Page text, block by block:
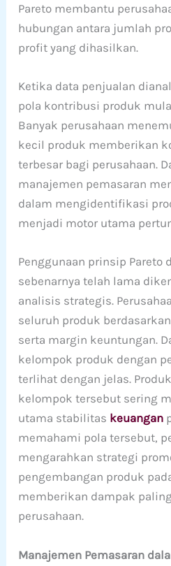
Pareto membantu
hubungan antara jumlah
profit yang dihasilkan.
Ketika data penjualan
pola kontribusi produk
Banyak perusahaan
kecil produk memberikan
terbesar bagi perusahaan.
manajemen pemasaran
dalam mengidentifikasi
menjadi motor utama
Penggunaan prinsip Pareto
sebenarnya telah lama
analisis strategis.
seluruh produk
serta margin keuntungan.
kelompok produk dengan
terlihat dengan jelas.
kelompok tersebut sering
utama stabilitas keuangan
memahami pola tersebut,
mengarahkan strategi
pengembangan produk
memberikan dampak
perusahaan.
Manajemen Pemasaran